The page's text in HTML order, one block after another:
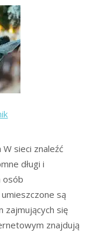
sieci znaleźć
długi i
osób
są
zajmujących się
znajdują